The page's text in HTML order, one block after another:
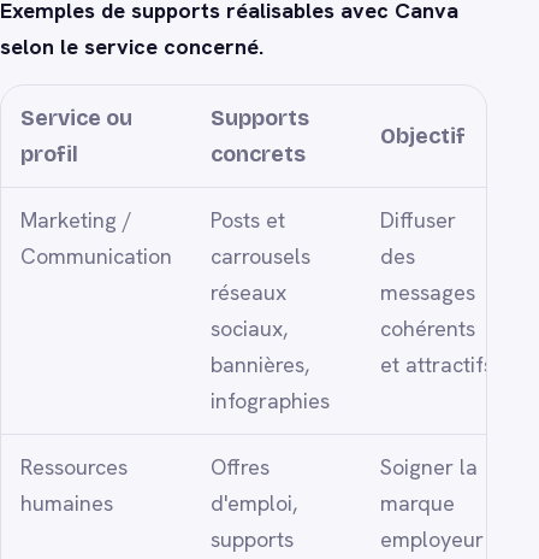
Exemples de supports réalisables avec Canva
selon le service concerné.
Service ou
profil
Supports
concrets
Objectif
Marketing /
Communication
Posts et
carrousels
réseaux
sociaux,
bannières,
infographies
Diffuser
des
messages
cohérents
et attractifs
Ressources
humaines
Offres
d'emploi,
supports
Soigner la
marque
employeur